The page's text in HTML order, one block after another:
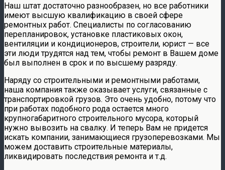
Наш штат достаточно разнообразен, но все работники
имеют высшую квалификацию в своей сфере
ремонтных работ. Специалисты по согласованию
перепланировок, установке пластиковых окон,
вентиляции и кондиционеров, строители, юрист — все
эти люди трудятся над тем, чтобы ремонт в Вашем доме
был выполнен в срок и по высшему разряду.
Наряду со строительными и ремонтными работами,
наша компания также оказывает услуги, связанные с
транспортировкой грузов. Это очень удобно, потому что
при работах подобного рода остается много
крупногабаритного строительного мусора, который
нужно вывозить на свалку. И теперь Вам не придется
искать компании, занимающиеся грузоперевозками. Мы
можем доставить строительные материалы,
ликвидировать последствия ремонта и т.д.